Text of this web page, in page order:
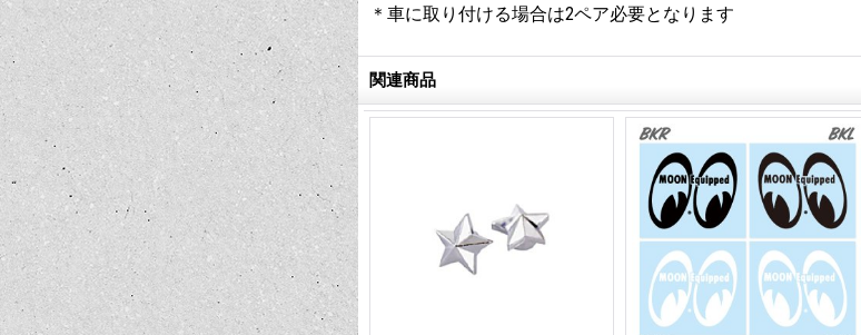
＊車に取り付ける場合は2ペア必要となります
関連商品